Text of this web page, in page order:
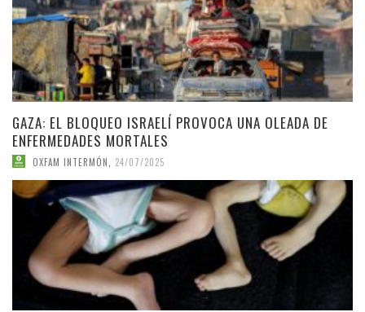
GAZA: EL BLOQUEO ISRAELÍ PROVOCA UNA OLEADA DE
ENFERMEDADES MORTALES
OXFAM INTERMÓN 24/07/2025